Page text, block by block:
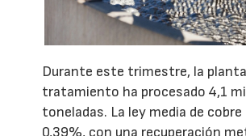
Durante este trimestre, la
tratamiento ha procesado 4,1
toneladas. La ley media de cobre
0,39%, con una recuperación